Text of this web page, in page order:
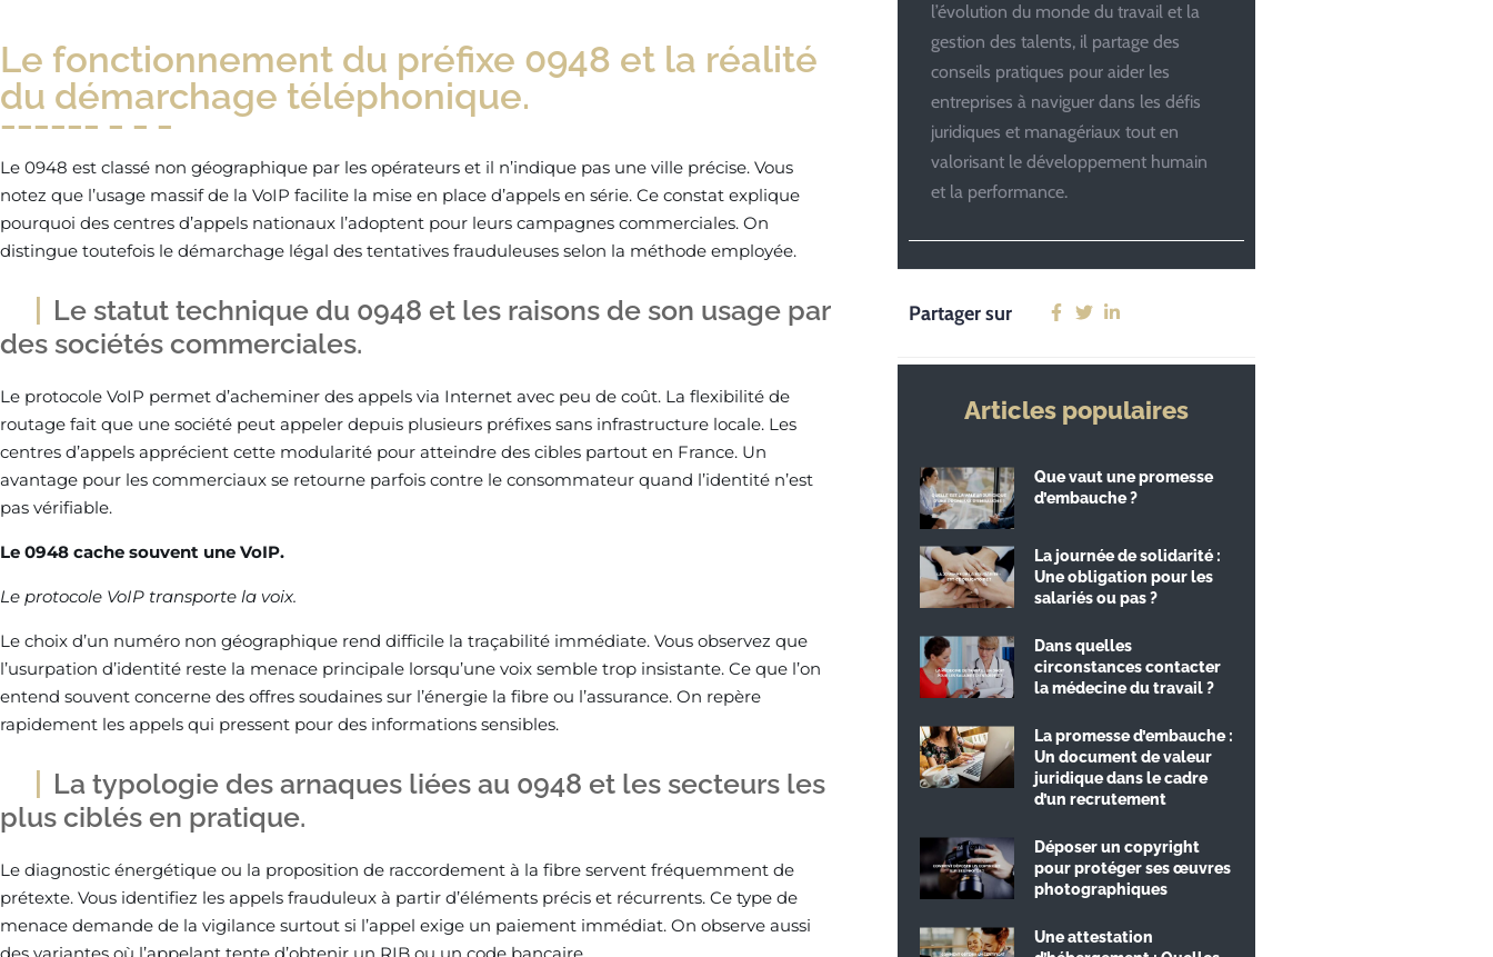
Le fonctionnement du préfixe 0948 et la réalité
du démarchage téléphonique.
Le 0948 est classé non géographique par les opérateurs et il n’indique pas une ville précise. Vous
notez que l’usage massif de la VoIP facilite la mise en place d’appels en série. Ce constat explique
pourquoi des centres d’appels nationaux l’adoptent pour leurs campagnes commerciales. On
distingue toutefois le démarchage légal des tentatives frauduleuses selon la méthode employée.
Le statut technique du 0948 et les raisons de son usage par
des sociétés commerciales.
Le protocole VoIP permet d’acheminer des appels via Internet avec peu de coût. La flexibilité de
routage fait que une société peut appeler depuis plusieurs préfixes sans infrastructure locale. Les
centres d’appels apprécient cette modularité pour atteindre des cibles partout en France. Un
avantage pour les commerciaux se retourne parfois contre le consommateur quand l’identité n’est
pas vérifiable.
Le 0948 cache souvent une VoIP.
Le protocole VoIP transporte la voix.
Le choix d’un numéro non géographique rend difficile la traçabilité immédiate. Vous observez que
l’usurpation d’identité reste la menace principale lorsqu’une voix semble trop insistante. Ce que l’on
entend souvent concerne des offres soudaines sur l’énergie la fibre ou l’assurance. On repère
rapidement les appels qui pressent pour des informations sensibles.
La typologie des arnaques liées au 0948 et les secteurs les
plus ciblés en pratique.
Le diagnostic énergétique ou la proposition de raccordement à la fibre servent fréquemment de
prétexte. Vous identifiez les appels frauduleux à partir d’éléments précis et récurrents. Ce type de
menace demande de la vigilance surtout si l’appel exige un paiement immédiat. On observe aussi
des variantes où l’appelant tente d’obtenir un RIB ou un code bancaire.
l’évolution du monde du travail et la
gestion des talents, il partage des
conseils pratiques pour aider les
entreprises à naviguer dans les défis
juridiques et managériaux tout en
valorisant le développement humain
et la performance.
Partager sur
Articles populaires
Que vaut une promesse
d’embauche ?
La journée de solidarité :
Une obligation pour les
salariés ou pas ?
Dans quelles
circonstances contacter
la médecine du travail ?
La promesse d’embauche :
Un document de valeur
juridique dans le cadre
d’un recrutement
Déposer un copyright
pour protéger ses œuvres
photographiques
Une attestation